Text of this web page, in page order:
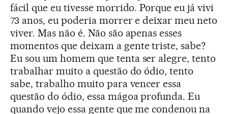
fácil que eu tivesse morrido. Porque eu já vivi
73 anos, eu poderia morrer e deixar meu neto
viver. Mas não é. Não são apenas esses
momentos que deixam a gente triste, sabe?
Eu sou um homem que tenta ser alegre, tento
trabalhar muito a questão do ódio, tento
sabe, trabalho muito para vencer essa
questão do ódio, essa mágoa profunda. Eu
quando vejo essa gente que me condenou na